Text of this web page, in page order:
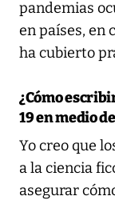
pandemias
en países, en
ha cubierto
¿Cómo
19 en medio
Yo creo que
a la ciencia
asegurar